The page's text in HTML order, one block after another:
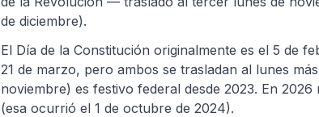
de diciembre).
El Día de la Constitución originalmente es el 5 de
21 de marzo, pero ambos se trasladan al lunes
noviembre) es festivo federal desde 2023. En
(esa ocurrió el 1 de octubre de 2024).